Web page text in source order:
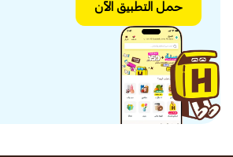
حمل التطبيق الآن